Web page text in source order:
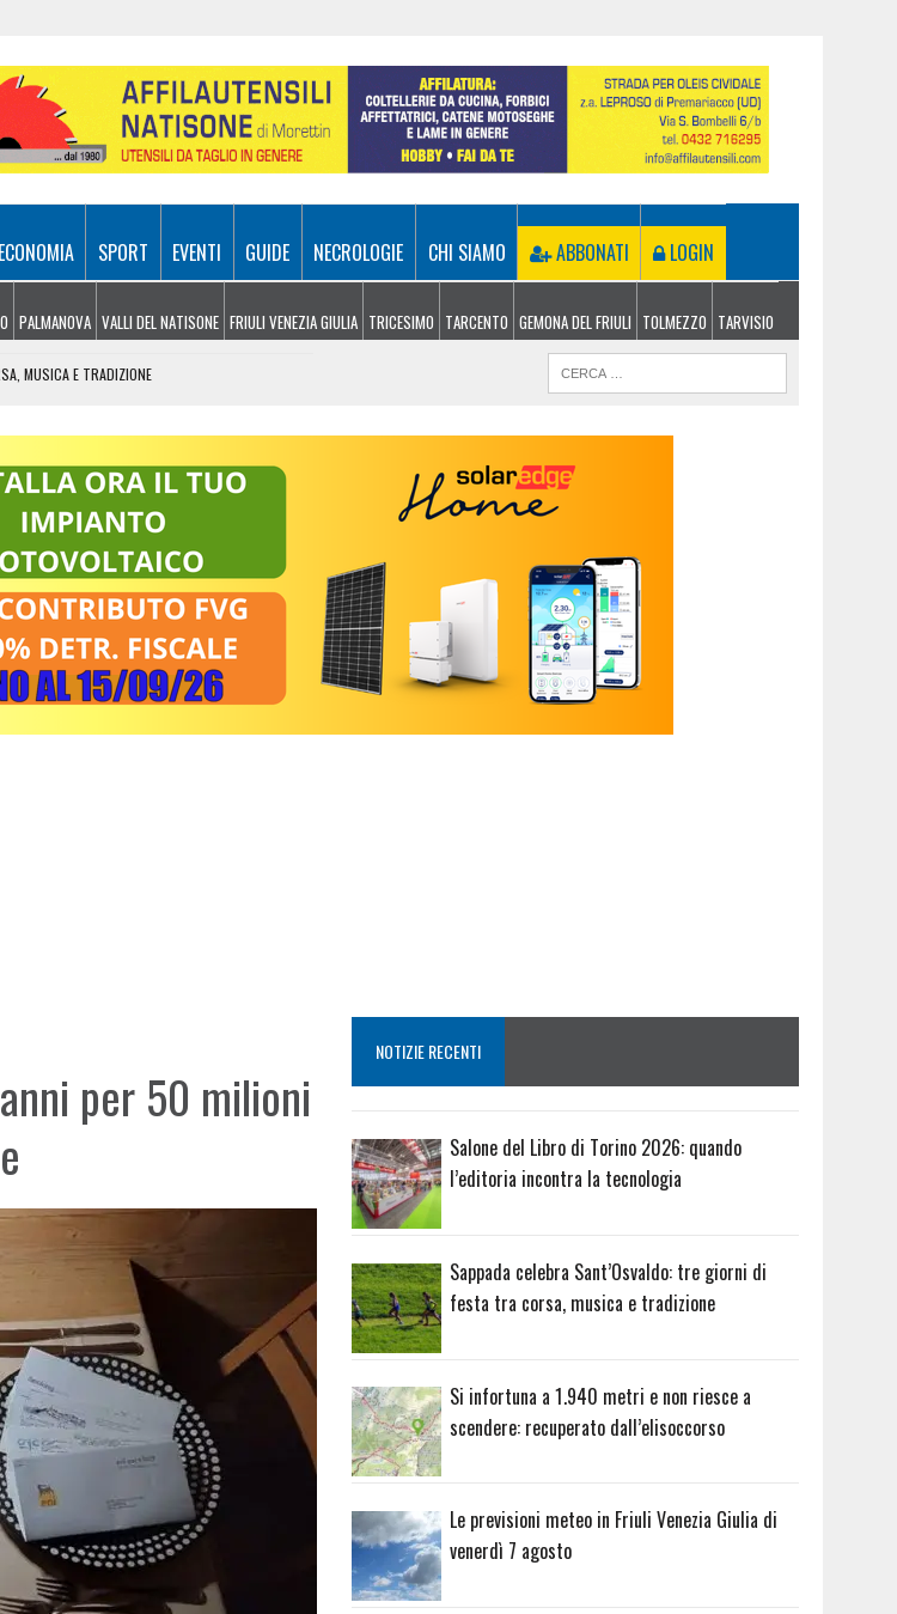
ECONOMIA SPORT EVENTI GUIDE NECROLOGIE CHI SIAMO ABBONATI LOGIN
PALMANOVA VALLI DEL NATISONE FRIULI VENEZIA GIULIA TRICESIMO TARCENTO GEMONA DEL FRIULI TOLMEZZO TARVISIO
MUSICA E TRADIZIONE
per 50 milioni
NOTIZIE RECENTI
Salone del Libro di Torino 2026: quando
l’editoria incontra la tecnologia
Sappada celebra Sant’Osvaldo: tre giorni di
festa tra corsa, musica e tradizione
Si infortuna a 1.940 metri e non riesce a
scendere: recuperato dall’elisoccorso
Le previsioni meteo in Friuli Venezia Giulia di
venerdì 7 agosto